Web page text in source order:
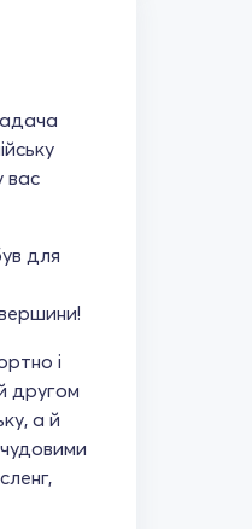
вас
для
і
другом
а й